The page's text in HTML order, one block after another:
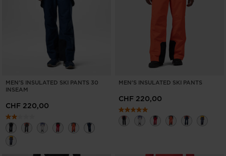
MEN'S INSULATED SKI PANTS 30
INSEAM
CHF 220,00
MEN'S INSULATED SKI PANTS
CHF 220,00